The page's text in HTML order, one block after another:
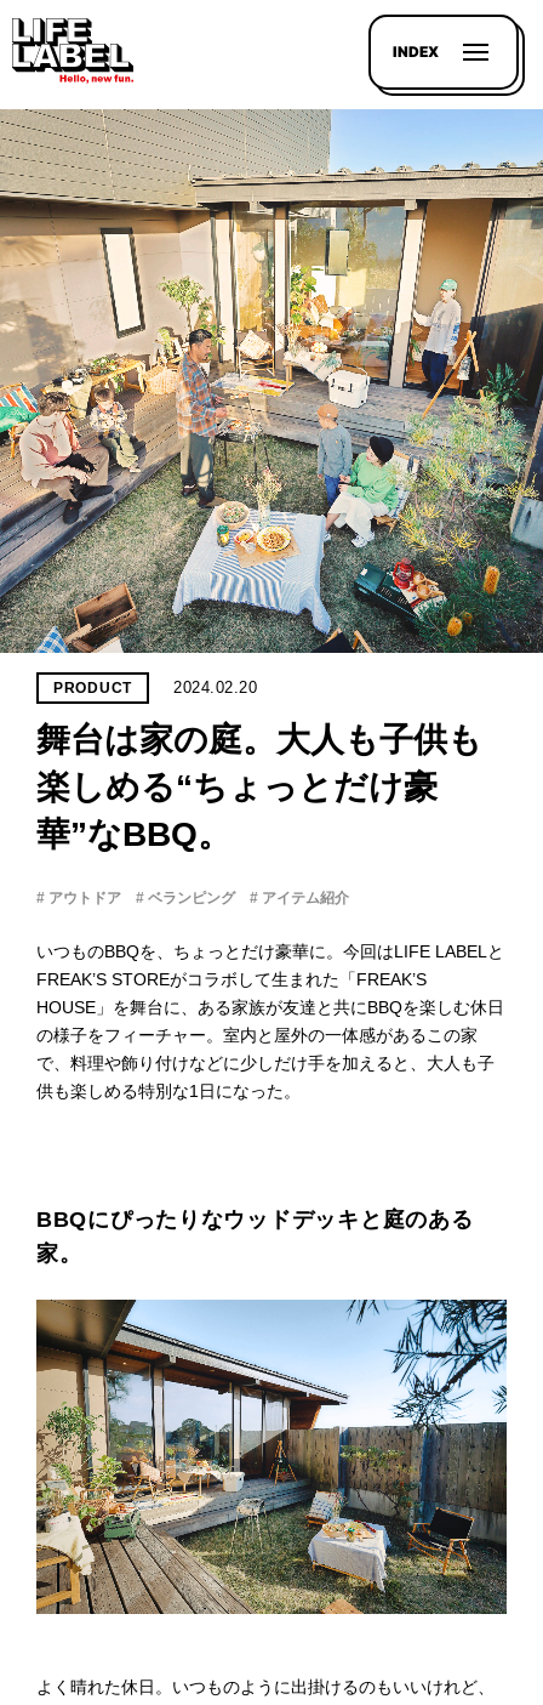
INDEX
記事を
探す
LL
HOUSE
LINE-
UP
PROJECT
WHAT’S
LIFE
LABEL
ライフレー
つ
要
企業の
方へ
お問い
報
PRODUCT 2024.02.20
舞台は家の庭。大人も子供も
楽しめる“ちょっとだけ豪
華”なBBQ。
# アウトドア # ベランピング # アイテム紹介
いつものBBQを、ちょっとだけ豪華に。今回はLIFE LABELと
FREAK’S STOREがコラボして生まれた「FREAK’S
HOUSE」を舞台に、ある家族が友達と共にBBQを楽しむ休日
の様子をフィーチャー。室内と屋外の一体感があるこの家
で、料理や飾り付けなどに少しだけ手を加えると、大人も子
供も楽しめる特別な1日になった。
BBQにぴったりなウッドデッキと庭のある
家。
よく晴れた休日。いつものように出掛けるのもいいけれど、